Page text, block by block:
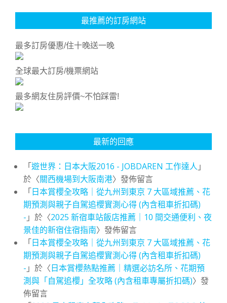
最推薦的訂房網站
最多訂房優惠/住十晚送一晚
全球最大訂房/機票網站
最多網友住房評價~不怕踩雷!
最新的回應
「遊世界：日本大阪2016 - JOBDAREN 工作達人 」
於〈關西機場到大阪南港〉發佈留言
「日本賞櫻全攻略｜從九州到東京 7 大區域推薦、花
期預測與親子自駕追櫻實測心得 (內含租車折扣碼)
- 」於〈2025 新宿車站飯店推薦｜10 間交通便利、夜
景佳的新宿住宿指南〉發佈留言
「日本賞櫻全攻略｜從九州到東京 7 大區域推薦、花
期預測與親子自駕追櫻實測心得 (內含租車折扣碼)
- 」於〈日本賞櫻熱點推薦｜精選必訪名所、花期預
測與「自駕追櫻」全攻略 (內含租車專屬折扣碼)〉發
佈留言